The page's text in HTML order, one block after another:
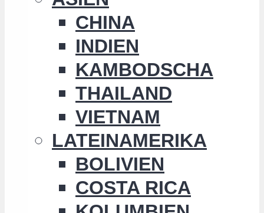
CHINA
INDIEN
KAMBODSCHA
THAILAND
VIETNAM
LATEINAMERIKA
BOLIVIEN
COSTA RICA